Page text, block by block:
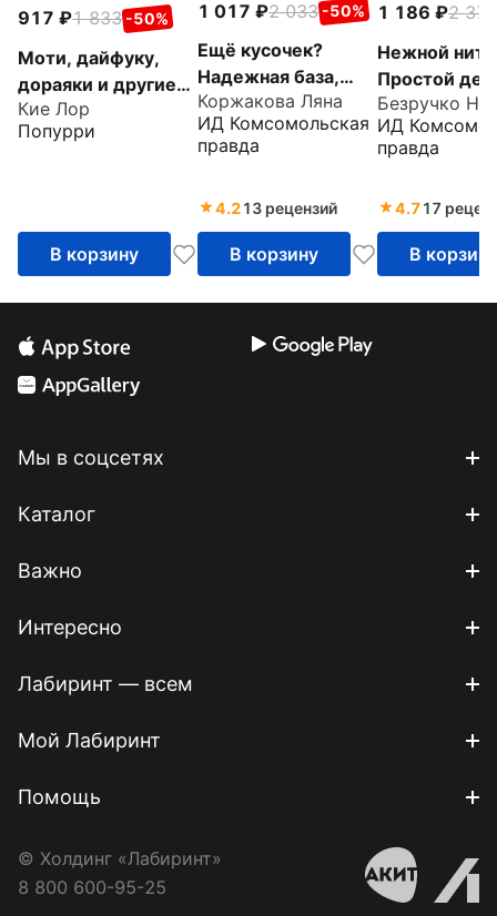
917 1 833 -50%
Моти, дайфуку,
дораяки и другие
японские десерты
Кие Лор
Попурри
В корзину
1 017 2 033 -50%
Ещё кусочек?
Надежная база,
авторские торты и
восхитительный
декор
Коржакова Ляна
ИД Комсомольская
правда
4.213 рецензий
В корзину
1 186
2 372
Нежной
Простой
уютная
домашняя
Безручко
ИД
правда
4.717
В корзину
Мы в соцсетях
Каталог
Важно
Интересно
Лабиринт — всем
Мой Лабиринт
Помощь
© Холдинг «Лабиринт»
8 800 600-95-25